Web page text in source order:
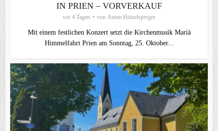
IN PRIEN – VORVERKAUF
vor 4 Tagen von Anton Hötzelsperger
Mit einem festlichen Konzert setzt die Kirchenmusik Mariä
Himmelfahrt Prien am Sonntag, 25. Oktober...